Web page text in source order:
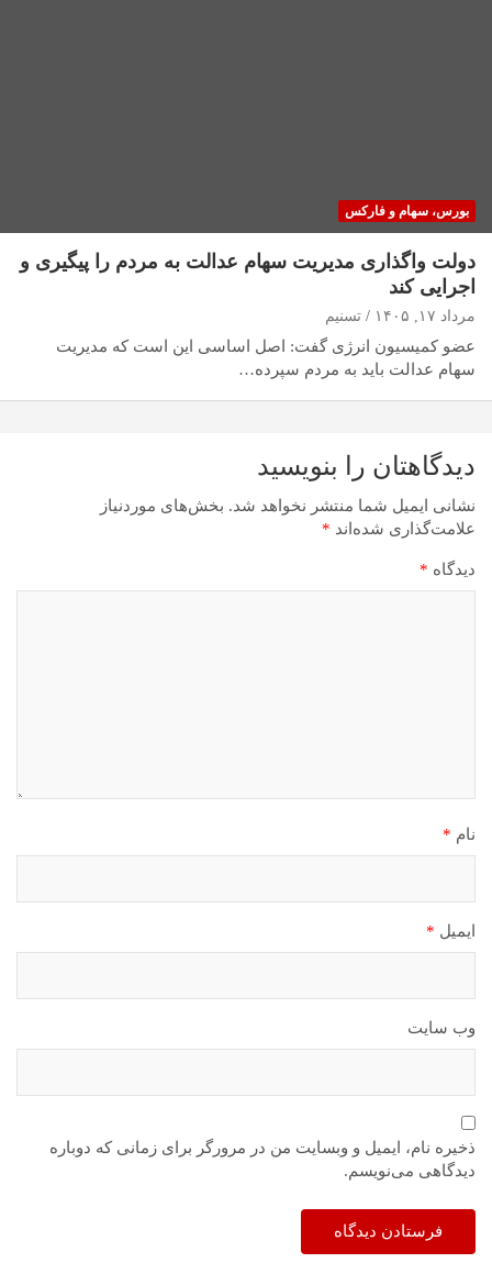
بورس، سهام و فارکس
دولت واگذاری مدیریت سهام عدالت به مردم را پیگیری و
اجرایی کند
مرداد ۱۷, ۱۴۰۵ تسنیم
عضو کمیسیون انرژی گفت: اصل اساسی این است که مدیریت
سهام عدالت باید به مردم سپرده…
دیدگاهتان را بنویسید
نشانی ایمیل شما منتشر نخواهد شد. بخش‌های موردنیاز
علامت‌گذاری شده‌اند*
دیدگاه*
نام*
ایمیل *
وب‌ سایت
ذخیره نام، ایمیل و وبسایت من در مرورگر برای زمانی که دوباره
دیدگاهی می‌نویسم.